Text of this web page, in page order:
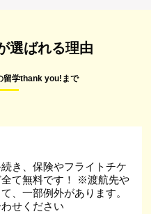
選ばれる理由
留学thank you!まで
き、保険やフライトチケ
全て無料です！ ※渡航先や
、一部例外があります。
せください